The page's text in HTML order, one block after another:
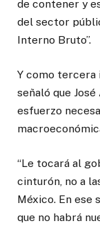
de contener y
del sector
Interno Bruto”.
Y como tercera
señaló que
esfuerzo
“Le tocará al
cinturón, no a
México. En
que no habrá